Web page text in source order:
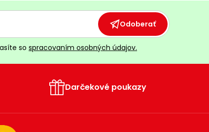
Odoberať
so spracovaním osobných údajov.
Darčekové poukazy